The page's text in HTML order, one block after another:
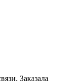
Заказала